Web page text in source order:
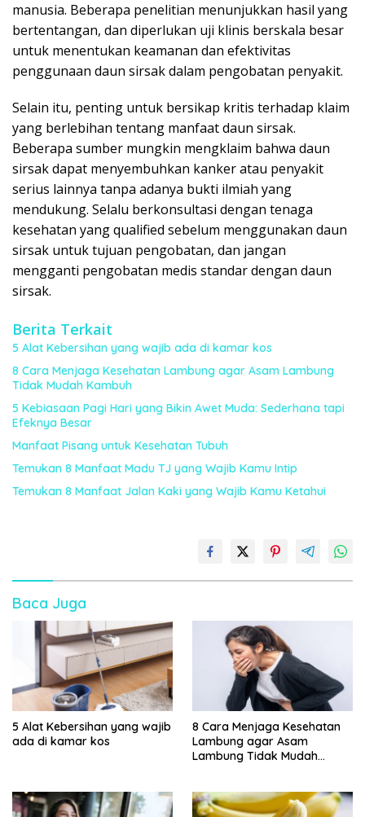
manusia. Beberapa penelitian menunjukkan hasil yang
bertentangan, dan diperlukan uji klinis berskala besar
untuk menentukan keamanan dan efektivitas
penggunaan daun sirsak dalam pengobatan penyakit.
Selain itu, penting untuk bersikap kritis terhadap klaim
yang berlebihan tentang manfaat daun sirsak.
Beberapa sumber mungkin mengklaim bahwa daun
sirsak dapat menyembuhkan kanker atau penyakit
serius lainnya tanpa adanya bukti ilmiah yang
mendukung. Selalu berkonsultasi dengan tenaga
kesehatan yang qualified sebelum menggunakan daun
sirsak untuk tujuan pengobatan, dan jangan
mengganti pengobatan medis standar dengan daun
sirsak.
Berita Terkait
5 Alat Kebersihan yang wajib ada di kamar kos
8 Cara Menjaga Kesehatan Lambung agar Asam Lambung
Tidak Mudah Kambuh
5 Kebiasaan Pagi Hari yang Bikin Awet Muda: Sederhana tapi
Efeknya Besar
Manfaat Pisang untuk Kesehatan Tubuh
Temukan 8 Manfaat Madu TJ yang Wajib Kamu Intip
Temukan 8 Manfaat Jalan Kaki yang Wajib Kamu Ketahui
Baca Juga
5 Alat Kebersihan yang wajib
ada di kamar kos
8 Cara Menjaga Kesehatan
Lambung agar Asam
Lambung Tidak Mudah